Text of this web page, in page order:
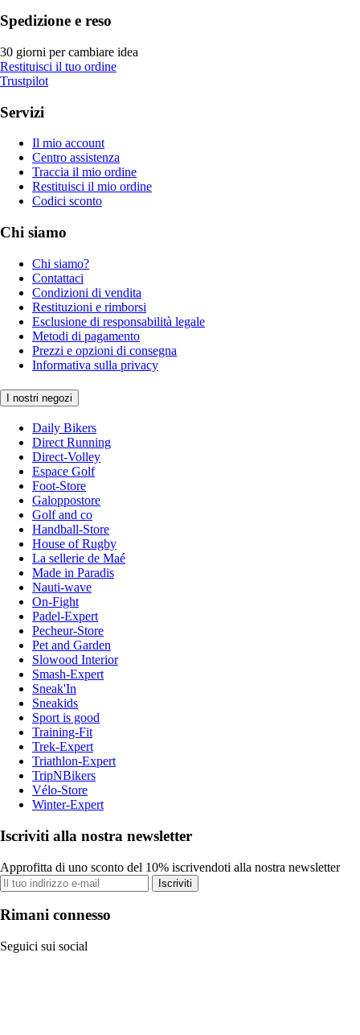
Spedizione e reso
30 giorni per cambiare idea
Restituisci il tuo ordine
Trustpilot
Servizi
Il mio account
Centro assistenza
Traccia il mio ordine
Restituisci il mio ordine
Codici sconto
Chi siamo
Chi siamo?
Contattaci
Condizioni di vendita
Restituzioni e rimborsi
Esclusione di responsabilità legale
Metodi di pagamento
Prezzi e opzioni di consegna
Informativa sulla privacy
I nostri negozi
Daily Bikers
Direct Running
Direct-Volley
Espace Golf
Foot-Store
Galoppostore
Golf and co
Handball-Store
House of Rugby
La sellerie de Maé
Made in Paradis
Nauti-wave
On-Fight
Padel-Expert
Pecheur-Store
Pet and Garden
Slowood Interior
Smash-Expert
Sneak'In
Sneakids
Sport is good
Training-Fit
Trek-Expert
Triathlon-Expert
TripNBikers
Vélo-Store
Winter-Expert
Iscriviti alla nostra newsletter
Approfitta di uno sconto del 10% iscrivendoti alla nostra newsletter
Iscriviti
Rimani connesso
Seguici sui social